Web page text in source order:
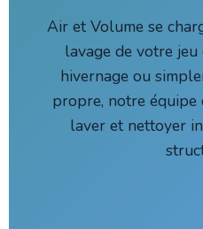
Air et Volume se
lavage de votre
hivernage ou
propre, notre équipe
laver et nettoyer